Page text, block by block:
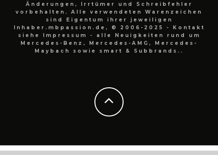
Änderungen, Irrtümer und Schreibfehler
vorbehalten. Alle verwendeten Warenzeichen
sind Eigentum ihrer jeweiligen
Inhaber.mbpassion.de, © 2006-2025 - Kontakt
siehe Impressum - alle Neuigkeiten rund um
Mercedes-Benz, Mercedes-AMG, Mercedes-
Maybach sowie smart & Subbrands..